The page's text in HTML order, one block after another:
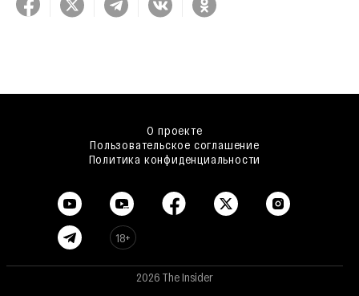
О проекте
Пользовательское соглашение
Политика конфиденциальности
18+
2026 The Insider